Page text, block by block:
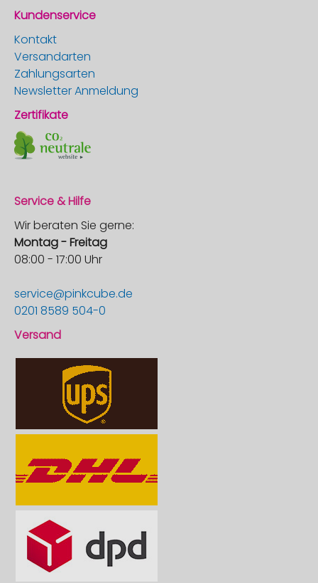
Kundenservice
Kontakt
Versandarten
Zahlungsarten
Newsletter Anmeldung
Zertifikate
Service & Hilfe
Wir beraten Sie gerne:
Montag - Freitag
08:00 - 17:00 Uhr
service@pinkcube.de
0201 8589 504-0
Versand